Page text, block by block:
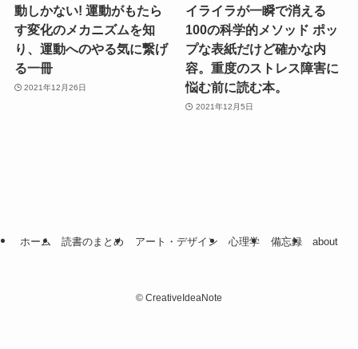
動しかない! 運動がもたら
す変化のメカニズムを知
り、運動へのやる気に繋げ
る一冊
2021年12月26日
イライラが一瞬で消える
100の科学的メソッド ポッ
プな表紙だけど確かな内
容。重度のストレス障害に
悩む前に読む本。
2021年12月5日
ホーム 読書のまとめ アート・デザイン 心理学 備忘録 about
© CreativeIdeaNote